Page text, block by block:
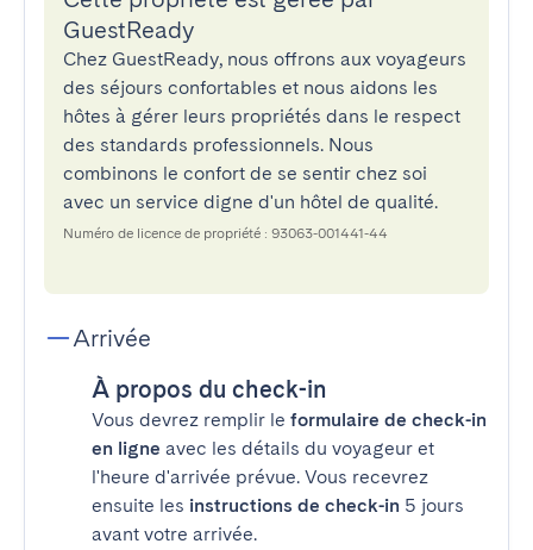
GuestReady
Chez GuestReady, nous offrons aux voyageurs
des séjours confortables et nous aidons les
hôtes à gérer leurs propriétés dans le respect
des standards professionnels. Nous
combinons le confort de se sentir chez soi
avec un service digne d'un hôtel de qualité.
Numéro de licence de propriété : 93063-001441-44
Arrivée
À propos du check-in
Vous devrez remplir le formulaire de check-in
en ligne avec les détails du voyageur et
l'heure d'arrivée prévue. Vous recevrez
ensuite les instructions de check-in 5 jours
avant votre arrivée.